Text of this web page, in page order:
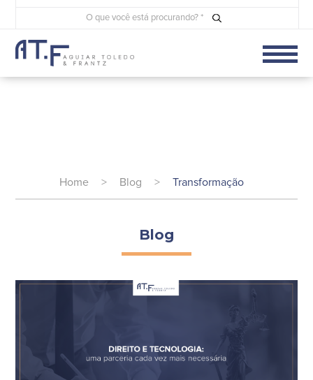
Home > Blog > Transformação
Blog